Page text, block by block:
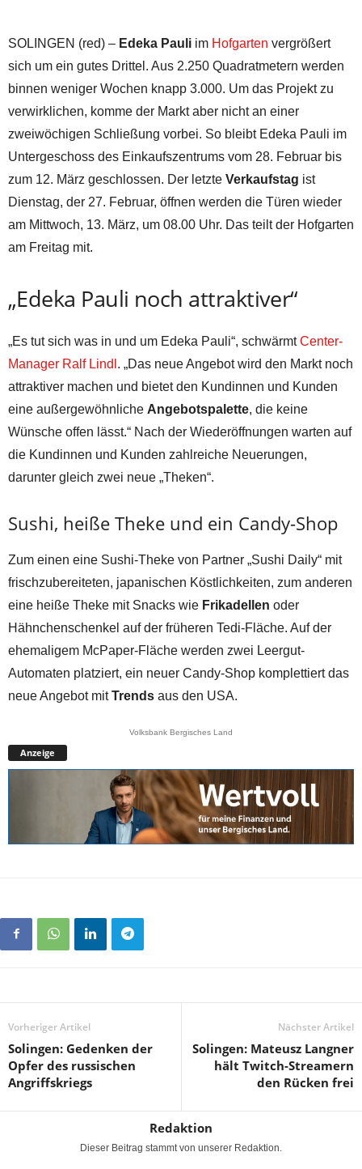
SOLINGEN (red) – Edeka Pauli im Hofgarten vergrößert
sich um ein gutes Drittel. Aus 2.250 Quadratmetern werden
binnen weniger Wochen knapp 3.000. Um das Projekt zu
verwirklichen, komme der Markt aber nicht an einer
zweiwöchigen Schließung vorbei. So bleibt Edeka Pauli im
Untergeschoss des Einkaufszentrums vom 28. Februar bis
zum 12. März geschlossen. Der letzte Verkaufstag ist
Dienstag, der 27. Februar, öffnen werden die Türen wieder
am Mittwoch, 13. März, um 08.00 Uhr. Das teilt der Hofgarten
am Freitag mit.
„Edeka Pauli noch attraktiver“
„Es tut sich was in und um Edeka Pauli“, schwärmtCenter-
Manager Ralf Lindl . „Das neue Angebot wird den Markt noch
attraktiver machen und bietet den Kundinnen und Kunden
eine außergewöhnliche Angebotspalette, die keine
Wünsche offen lässt.“ Nach der Wiederöffnungen warten auf
die Kundinnen und Kunden zahlreiche Neuerungen,
darunter gleich zwei neue „Theken“.
Sushi, heiße Theke und ein Candy-Shop
Zum einen eine Sushi-Theke von Partner „Sushi Daily“ mit
frischzubereiteten, japanischen Köstlichkeiten, zum anderen
eine heiße Theke mit Snacks wie Frikadellen oder
Hähnchenschenkel auf der früheren Tedi-Fläche. Auf der
ehemaligem McPaper-Fläche werden zwei Leergut-
Automaten platziert, ein neuer Candy-Shop komplettiert das
neue Angebot mitTrends aus den USA.
Volksbank Bergisches Land
Anzeige
Vorheriger Artikel
Solingen: Gedenken der
Opfer des russischen
Angriffskriegs
Nächster Artikel
Solingen: Mateusz Langner
hält Twitch-Streamern
den Rücken frei
Redaktion
Dieser Beitrag stammt von unserer Redaktion.